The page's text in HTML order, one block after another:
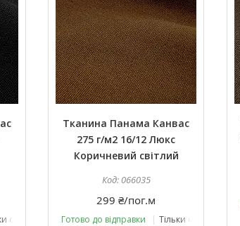
оптом
Тканина Панама Канвас
275 г/м2 16/12 Люкс
Коричневий світлий
066035
299 ₴/пог.м
Готово до відправки Тільки оптом